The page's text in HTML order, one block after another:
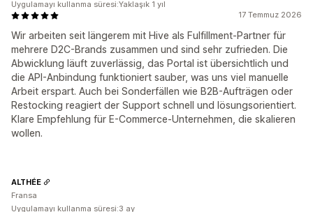
17 Temmuz 2026
Wir arbeiten seit längerem mit Hive als Fulfillment-Partner für
mehrere D2C-Brands zusammen und sind sehr zufrieden. Die
Abwicklung läuft zuverlässig, das Portal ist übersichtlich und
die API-Anbindung funktioniert sauber, was uns viel manuelle
Arbeit erspart. Auch bei Sonderfällen wie B2B-Aufträgen oder
Restocking reagiert der Support schnell und lösungsorientiert.
Klare Empfehlung für E-Commerce-Unternehmen, die skalieren
wollen.
Uygulamayı kullanma süresi:Yaklaşık 1 yıl
ALTHÉE
Fransa
Uygulamayı kullanma süresi:3 ay